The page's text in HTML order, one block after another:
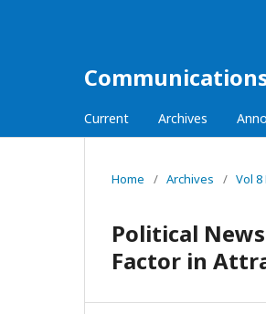
Current Archives
Home / Archives / Vol 8
Political
Factor in